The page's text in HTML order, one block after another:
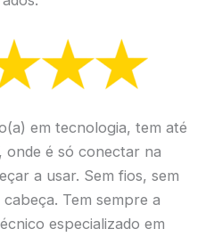
em tecnologia, tem até
onde é só conectar na
a usar. Sem fios, sem
Tem sempre a
especializado em